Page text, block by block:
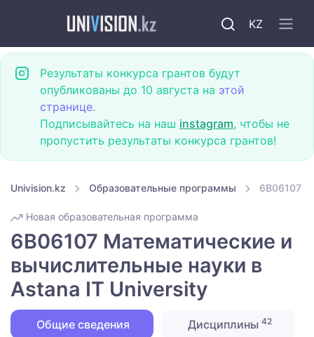
KZ
Результаты конкурса грантов будут
опубликованы до 10 августа на этой
странице.
Подписывайтесь на наш instagram, чтобы не
пропустить результаты конкурса грантов!
Univision.kz Образовательные программы 6B06107
Новая образовательная программа
6B06107 Математические и
вычислительные науки в
Astana IT University
Общие сведения Дисциплины 42